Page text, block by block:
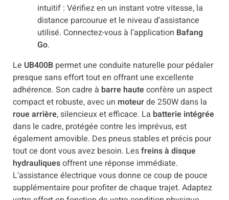
intuitif : Vérifiez en un instant votre vitesse, la
distance parcourue et le niveau d’assistance
utilisé. Connectez-vous à l’application Bafang
Go.
Le UB400B permet une conduite naturelle pour pédaler
presque sans effort tout en offrant une excellente
adhérence. Son cadre à barre haute confère un aspect
compact et robuste, avec un moteurde 250W dans la
roue arrière, silencieux et efficace. La batterie intégrée
dans le cadre, protégée contre les imprévus, est
également amovible. Des pneus stables et précis pour
tout ce dont vous avez besoin. Lesfreins à disque
hydrauliquesoffrent une réponse immédiate.
L’assistance électrique vous donne ce coup de pouce
supplémentaire pour profiter de chaque trajet. Adaptez